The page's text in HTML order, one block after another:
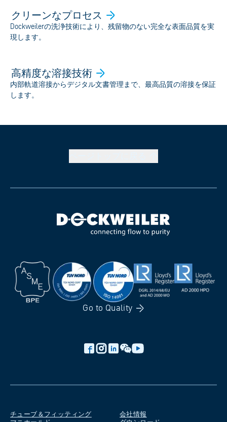
クリーンなプロセス
Dockweilerの洗浄技術により、残留物のない完全な表面品質を実
現します。
高精度な溶接技術
内部軌道溶接からデジタル文書管理まで、最高品質の溶接を保証
します。
Go to Quality
チューブ＆フィッティング
会社情報